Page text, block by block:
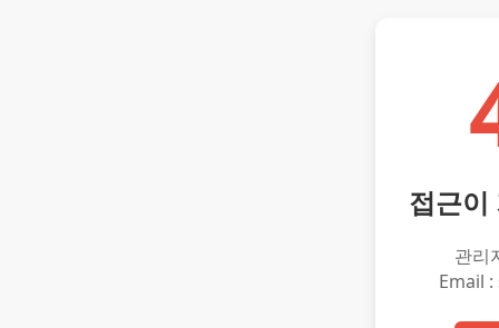
접근이
관리
Email